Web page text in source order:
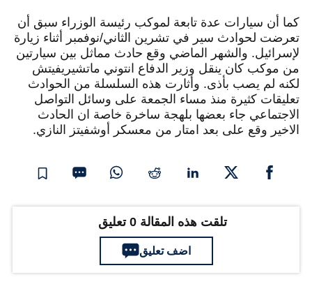
كما أن سيارات عدة تابعة لموكب رئيسة الوزراء سبق أن
تعرضت لحوادث سير في تشرين الثاني/نوفمبر أثناء زيارة
لإسرائيل. والشهر الماضي وقع حادث مماثل بين سيارتين
من موكب كان ينقل وزير الدفاع انتوني ماتشيريفيتش
لكنه لم يصب بأذى. وأثارت هذه السلسلة من الحوادث
تعليقات كثيرة منذ مساء الجمعة على وسائل التواصل
الاجتماعي جاء بعضها بلهجة ساخرة خاصة ان الحادث
الاخير وقع على بعد امتار من معسكر أوشفيتز النازي.
تلقت هذه المقالة 0 تعليق
اضف تعليق